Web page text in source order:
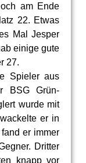
am Ende
22. Etwas
Mal Jesper
einige gute
27.
Spieler aus
BSG Grün-
wurde mit
er in
er immer
Dritter
knapp vor